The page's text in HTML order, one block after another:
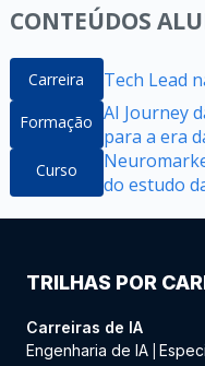
CONTEÚDOS
Carreira Tech Lead
Formação AI Journey
para a era
Curso
do estudo
TRILHAS POR
Carreiras de IA
Engenharia de IA